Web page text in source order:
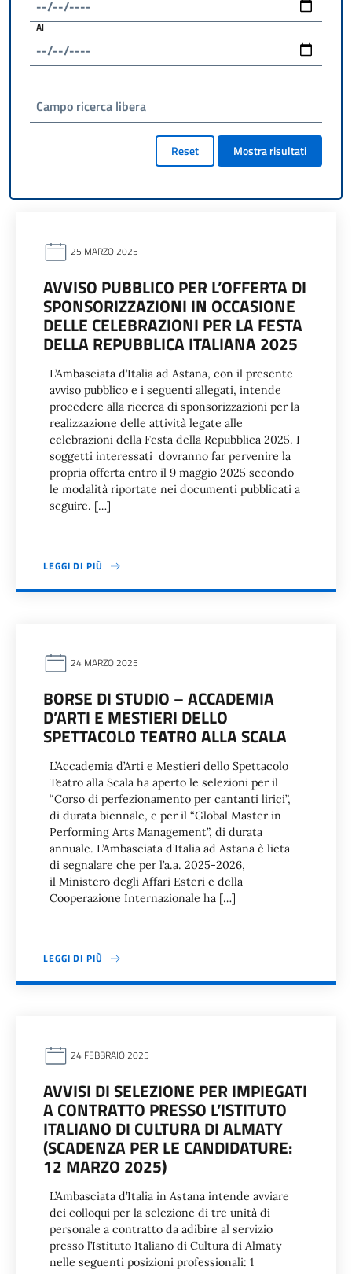
Al
Campo ricerca libera
Reset Mostra risultati
25 MARZO 2025
AVVISO PUBBLICO PER L’OFFERTA DI
SPONSORIZZAZIONI IN OCCASIONE
DELLE CELEBRAZIONI PER LA FESTA
DELLA REPUBBLICA ITALIANA 2025
L’Ambasciata d’Italia ad Astana, con il presente
avviso pubblico e i seguenti allegati, intende
procedere alla ricerca di sponsorizzazioni per la
realizzazione delle attività legate alle
celebrazioni della Festa della Repubblica 2025. I
soggetti interessati dovranno far pervenire la
propria offerta entro il 9 maggio 2025 secondo
le modalità riportate nei documenti pubblicati a
seguire. […]
LEGGI DI PIÙ
24 MARZO 2025
BORSE DI STUDIO – ACCADEMIA
D’ARTI E MESTIERI DELLO
SPETTACOLO TEATRO ALLA SCALA
L’Accademia d’Arti e Mestieri dello Spettacolo
Teatro alla Scala ha aperto le selezioni per il
“Corso di perfezionamento per cantanti lirici”,
di durata biennale, e per il “Global Master in
Performing Arts Management”, di durata
annuale. L’Ambasciata d’Italia ad Astana è lieta
di segnalare che per l’a.a. 2025-2026,
il Ministero degli Affari Esteri e della
Cooperazione Internazionale ha […]
LEGGI DI PIÙ
24 FEBBRAIO 2025
AVVISI DI SELEZIONE PER IMPIEGATI
A CONTRATTO PRESSO L’ISTITUTO
ITALIANO DI CULTURA DI ALMATY
(SCADENZA PER LE CANDIDATURE:
12 MARZO 2025)
L’Ambasciata d’Italia in Astana intende avviare
dei colloqui per la selezione di tre unità di
personale a contratto da adibire al servizio
presso l’Istituto Italiano di Cultura di Almaty
nelle seguenti posizioni professionali: 1